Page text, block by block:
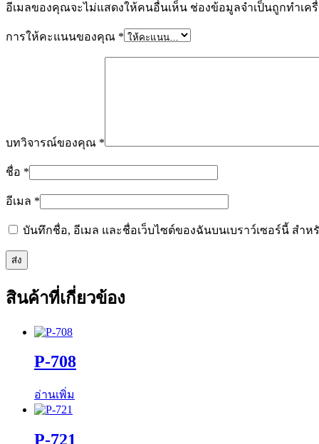
อีเมลของคุณจะไม่แสดงให้คนอื่นเห็น ช่องข้อมูลจำเป็นถูกทำเค
การให้คะแนนของคุณ *
บทวิจารณ์ของคุณ *
ชื่อ *
อีเมล *
บันทึกชื่อ, อีเมล และชื่อเว็บไซต์ของฉันบนเบราว์เซอร์นี้ สำห
สินค้าที่เกี่ยวข้อง
P-708
อ่านเพิ่ม
P-721